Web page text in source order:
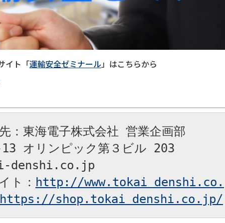
イト「運輸安全ゼミナール」はこちらから
：東海電子株式会社 営業企画部
オリンピック第３ビル 203
denshi.co.jp
ト： http://www.tokai
https://shop.tokai denshi.co.jp/